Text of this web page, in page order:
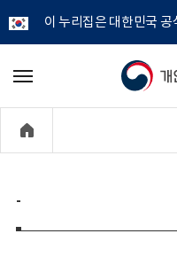
이 누리집은 대한민국
개
정
보
메
기
-